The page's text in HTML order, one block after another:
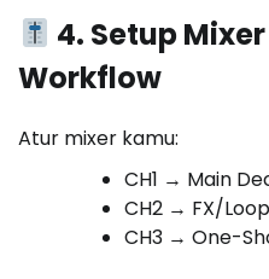
4. Setup
Workflow
Atur mixer kamu:
CH1 → Main
CH2 → FX/Loop
CH3 → One-